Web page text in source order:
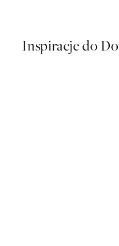
Inspiracje do